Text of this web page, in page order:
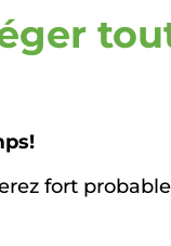
fort